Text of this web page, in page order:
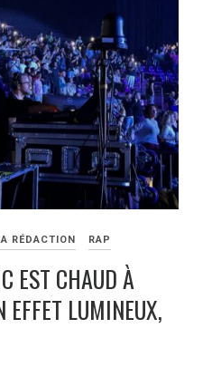
RÉDACTION RAP
EST CHAUD À
EFFET LUMINEUX,